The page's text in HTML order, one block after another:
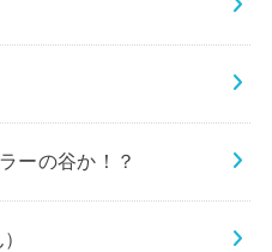
ーの谷か！？